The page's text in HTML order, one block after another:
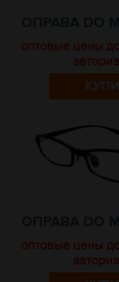
оптовые цены
оптовые цены